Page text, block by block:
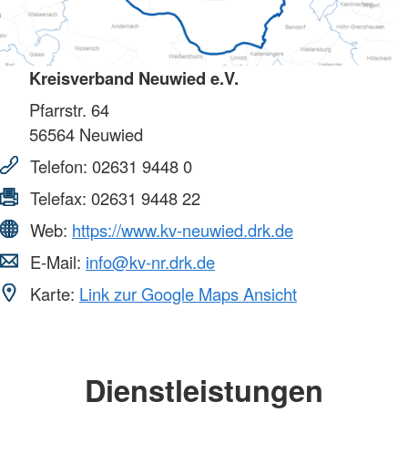
Kreisverband Neuwied e.V.
Pfarrstr. 64
56564 Neuwied
Telefon: 02631 9448 0
Telefax: 02631 9448 22
Web: https://www.kv-neuwied.drk.de
E-Mail: info@kv-nr.drk.de
Karte: Link zur Google Maps Ansicht
Dienstleistungen